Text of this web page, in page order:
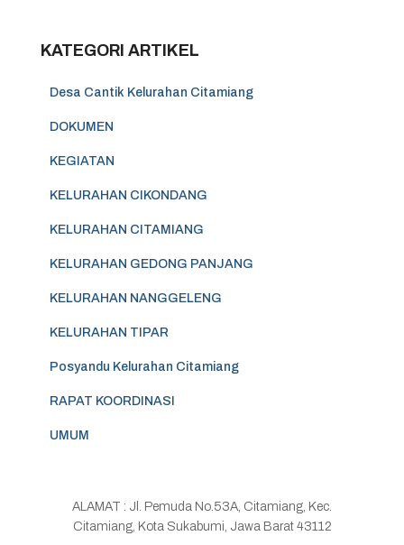
KATEGORI ARTIKEL
Desa Cantik Kelurahan Citamiang
DOKUMEN
KEGIATAN
KELURAHAN CIKONDANG
KELURAHAN CITAMIANG
KELURAHAN GEDONG PANJANG
KELURAHAN NANGGELENG
KELURAHAN TIPAR
Posyandu Kelurahan Citamiang
RAPAT KOORDINASI
UMUM
ALAMAT : Jl. Pemuda No.53A, Citamiang, Kec.
Citamiang, Kota Sukabumi, Jawa Barat 43112